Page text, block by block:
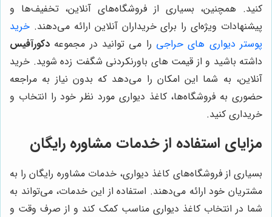
کنید. همچنین، بسیاری از فروشگاه‌های آنلاین، تخفیف‌ها و
پیشنهادات ویژه‌ای را برای خریداران آنلاین ارائه می‌دهند. خرید
پوستر دیواری های حراجی را می توانید در مجموعه دکورآفیس
داشته باشید و از قیمت های باورنکردنی شگفت زده شوید. خرید
آنلاین، به شما این امکان را می‌دهد که بدون نیاز به مراجعه
حضوری به فروشگاه‌ها، کاغذ دیواری مورد نظر خود را انتخاب و
خریداری کنید.
مزایای استفاده از خدمات مشاوره رایگان
بسیاری از فروشگاه‌های کاغذ دیواری، خدمات مشاوره رایگان را به
مشتریان خود ارائه می‌دهند. استفاده از این خدمات، می‌تواند به
شما در انتخاب کاغذ دیواری مناسب کمک کند و از صرف وقت و